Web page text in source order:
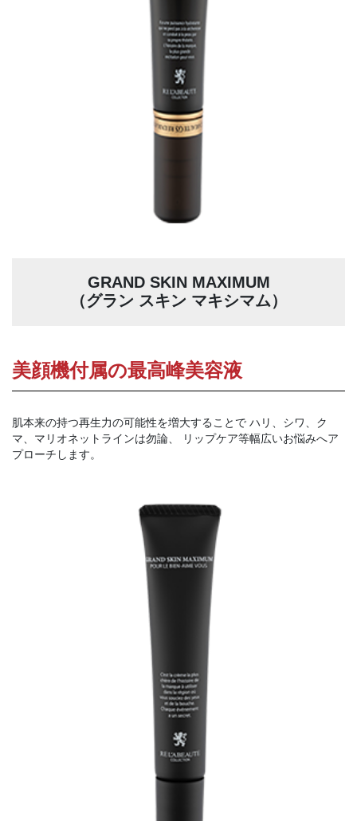
GRAND SKIN MAXIMUM
（グラン スキン マキシマム）
美顔機付属の最高峰美容液
肌本来の持つ再生力の可能性を増大することで ハリ、シワ、ク
マ、マリオネットラインは勿論、 リップケア等幅広いお悩みへア
プローチします。